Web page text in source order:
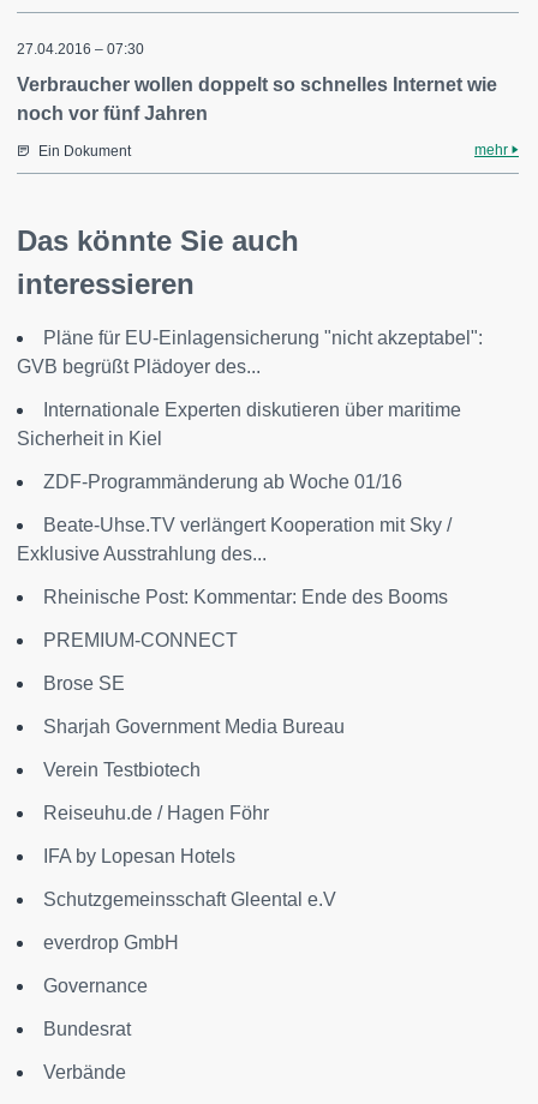
27.04.2016 – 07:30
Verbraucher wollen doppelt so schnelles Internet wie
noch vor fünf Jahren
Ein Dokument mehr
Das könnte Sie auch
interessieren
Pläne für EU-Einlagensicherung "nicht akzeptabel":
GVB begrüßt Plädoyer des...
Internationale Experten diskutieren über maritime
Sicherheit in Kiel
ZDF-Programmänderung ab Woche 01/16
Beate-Uhse.TV verlängert Kooperation mit Sky /
Exklusive Ausstrahlung des...
Rheinische Post: Kommentar: Ende des Booms
PREMIUM-CONNECT
Brose SE
Sharjah Government Media Bureau
Verein Testbiotech
Reiseuhu.de / Hagen Föhr
IFA by Lopesan Hotels
Schutzgemeinsschaft Gleental e.V
everdrop GmbH
Governance
Bundesrat
Verbände